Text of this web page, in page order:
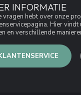
INFORMATIE
vragen hebt over onze
Hier
en verschillende